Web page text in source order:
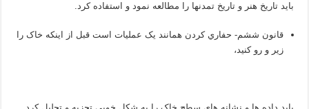
بايد تاريخ هنر و تاريخ تمدنها را مطالعه نمود و استفاده کرد.
قانون ششم- حفاري کردن همانند يک عمليات است قبل از اينکه خاک را
زير و رو کنيد،